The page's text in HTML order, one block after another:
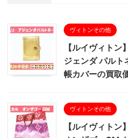
ヴィトンその他
【ルイヴィト
ジェンダ パルト
帳カバーの買取
ヴィトンその他
【ルイヴィト